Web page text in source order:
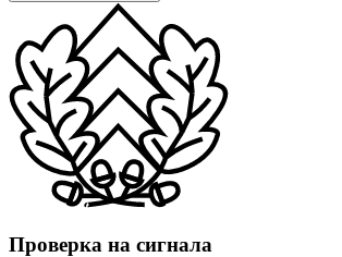
Проверка на сигнала